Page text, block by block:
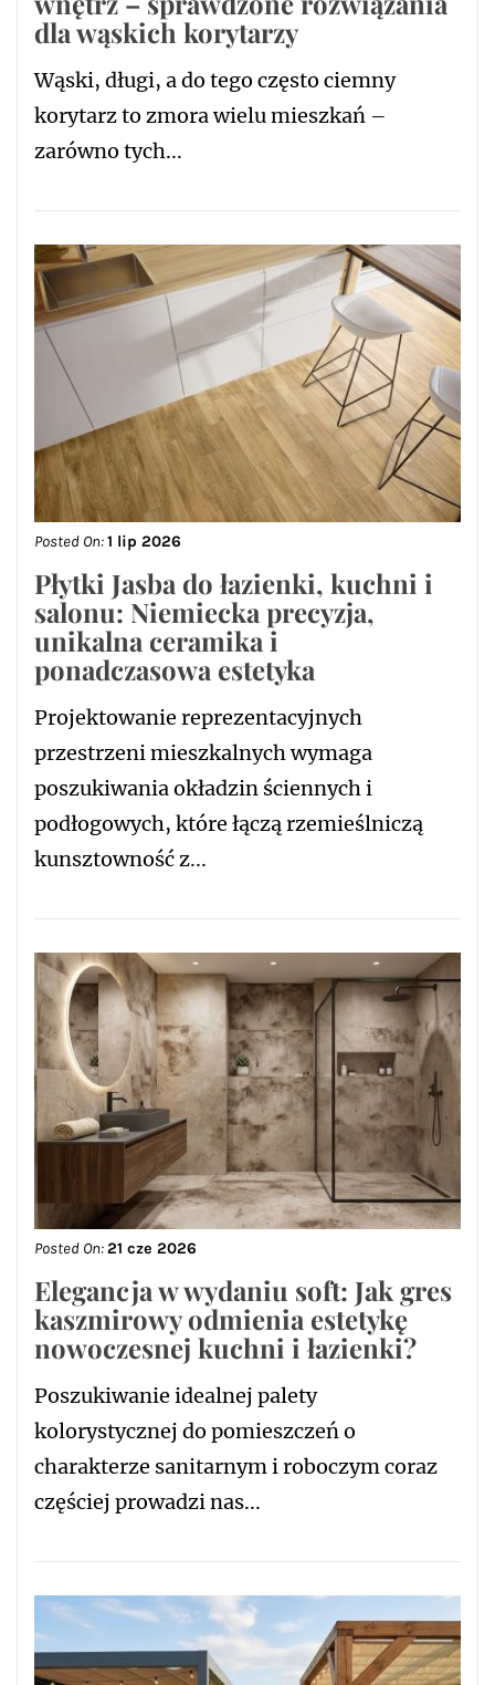
dla wąskich korytarzy
Wąski, długi, a do tego często ciemny
korytarz to zmora wielu mieszkań –
zarówno tych...
Posted On:1 lip 2026
Płytki Jasba do łazienki, kuchni i
salonu: Niemiecka precyzja,
unikalna ceramika i
ponadczasowa estetyka
Projektowanie reprezentacyjnych
przestrzeni mieszkalnych wymaga
poszukiwania okładzin ściennych i
podłogowych, które łączą rzemieślniczą
kunsztowność z...
Posted On:21 cze 2026
Elegancja w wydaniu soft: Jak gres
kaszmirowy odmienia estetykę
nowoczesnej kuchni i łazienki?
Poszukiwanie idealnej palety
kolorystycznej do pomieszczeń o
charakterze sanitarnym i roboczym coraz
częściej prowadzi nas...